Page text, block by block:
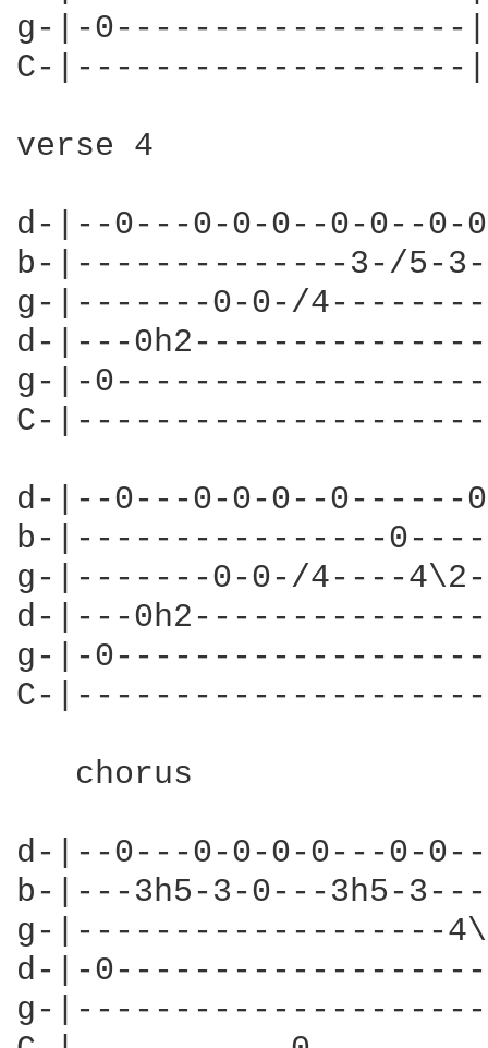
g-|-0------------------|
C-|--------------------|
verse 4
d-|--0---0-0-0--0-0--0-
b-|--------------3-/5-
g-|-------0-0-/
d-|---
g-|-
C-
d-|--0---0-0-0--0------
b-|----------------
g-|-------0-0-/4----
d-|---
g-|-
C-
chorus
d-|--0---0-0-0-0---0-
b-|---3h5-3-0---
g-|-------------------
d-|-
g-